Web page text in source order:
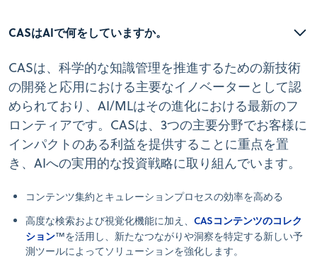
CASはAIで何をしていますか。
CASは、科学的な知識管理を推進するための新技術
の開発と応用における主要なイノベーターとして認
められており、AI/MLはその進化における最新のフ
ロンティアです。CASは、3つの主要分野でお客様に
インパクトのある利益を提供することに重点を置
き、AIへの実用的な投資戦略に取り組んでいます。
コンテンツ集約とキュレーションプロセスの効率を高める
高度な検索および視覚化機能に加え、 CASコンテンツのコレク
ション™を活用し、新たなつながりや洞察を特定する新しい予
測ツールによってソリューションを強化します。